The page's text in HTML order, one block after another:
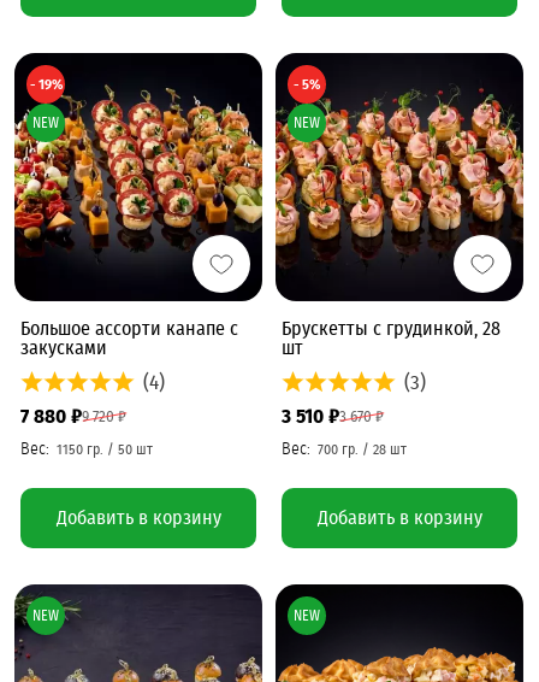
Большое ассорти канапе с
закусками
(4)
9 720 ₽
7 880 ₽
Добавить в корзину
- 19%
NEW
Брускетты с грудинкой, 28
шт
(3)
3 670 ₽
3 510 ₽
Добавить в корзину
- 5%
NEW
NEW NEW